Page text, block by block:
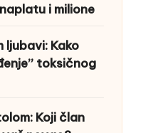
i milione
ljubavi: Kako
toksičnog
Koji član